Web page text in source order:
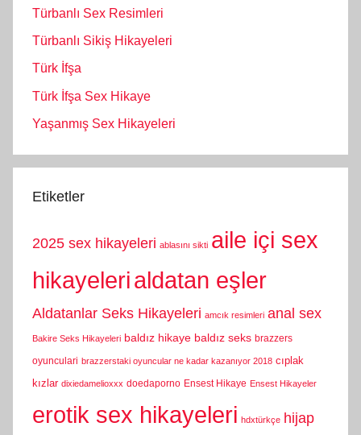
Türbanlı Sex Resimleri
Türbanlı Sikiş Hikayeleri
Türk İfşa
Türk İfşa Sex Hikaye
Yaşanmış Sex Hikayeleri
Etiketler
2025 sex hikayeleri ablasını sikti aile içi sex
hikayelerialdatan eşler
Aldatanlar Seks Hikayeleri amcık resimleri anal sex
Bakire Seks Hikayeleri baldız hikaye baldız seks brazzers
oyunculari brazzerstaki oyuncular ne kadar kazanıyor 2018 cıplak
kızlar dixiedamelioxxx doedaporno Ensest Hikaye Ensest Hikayeler
erotik sex hikayeleri hdxtürkçe hijap